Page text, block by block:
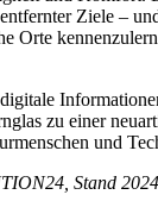
Ziele –
Orte
zu einer
und
Stand 2024